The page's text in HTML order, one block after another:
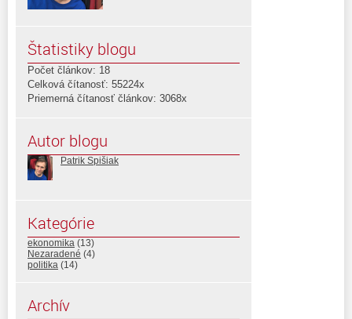
Štatistiky blogu
Počet článkov: 18
Celková čítanosť: 55224x
Priemerná čítanosť článkov: 3068x
Autor blogu
Patrik Spišiak
Kategórie
ekonomika (13)
Nezaradené (4)
politika (14)
Archív